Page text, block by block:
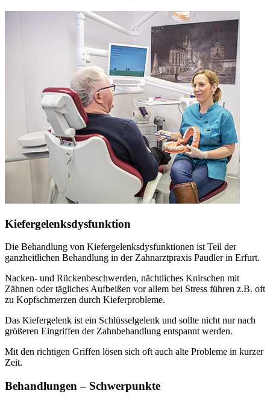
Kiefergelenksdysfunktion
Die Behandlung von Kiefergelenksdysfunktionen ist Teil der
ganzheitlichen Behandlung in der Zahnarztpraxis Paudler in Erfurt.
Nacken- und Rückenbeschwerden, nächtliches Knirschen mit
Zähnen oder tägliches Aufbeißen vor allem bei Stress führen z.B. oft
zu Kopfschmerzen durch Kieferprobleme.
Das Kiefergelenk ist ein Schlüsselgelenk und sollte nicht nur nach
größeren Eingriffen der Zahnbehandlung entspannt werden.
Mit den richtigen Griffen lösen sich oft auch alte Probleme in kurzer
Zeit.
Behandlungen – Schwerpunkte